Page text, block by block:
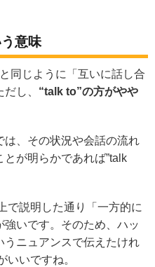
意味
同じように「互いに話し合
し、 “talk to”の方がやや
は、その状況や会話の流れ
が明らかであれば”talk
で説明した通り「一方的に
いです。そのため、ハッ
うニュアンスで伝えたけれ
いいですね。